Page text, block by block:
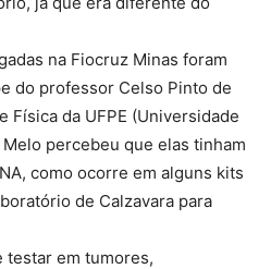
na Fiocruz Minas foram
do professor Celso Pinto de
Física da UFPE (Universidade
percebeu que elas tinham
como ocorre em alguns kits
de Calzavara para
testar em tumores,